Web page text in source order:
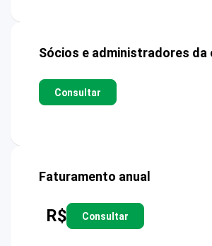
Sócios e administradores da
Consultar
Faturamento anual
R$ Consultar